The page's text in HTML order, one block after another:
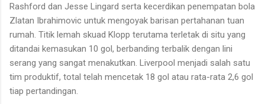
Rashford dan Jesse Lingard serta kecerdikan penempatan bola
Zlatan Ibrahimovic untuk mengoyak barisan pertahanan tuan
rumah. Titik lemah skuad Klopp terutama terletak di situ yang
ditandai kemasukan 10 gol, berbanding terbalik dengan lini
serang yang sangat menakutkan. Liverpool menjadi salah satu
tim produktif, total telah mencetak 18 gol atau rata-rata 2,6 gol
tiap pertandingan.